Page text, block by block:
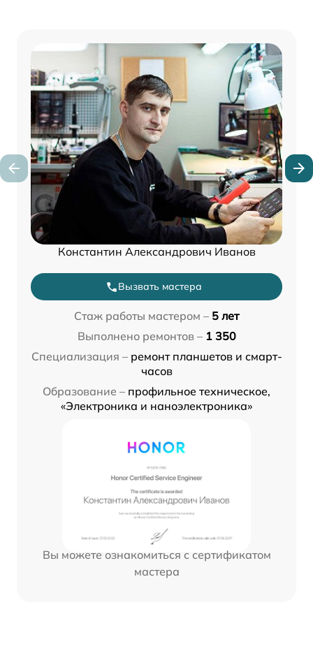
Константин Александрович Иванов
Вызвать мастера
Стаж работы мастером – 5 лет
Выполнено ремонтов – 1 350
Специализация – ремонт планшетов и смарт-
часов
Образование – профильное техническое,
«Электроника и наноэлектроника»
Вы можете ознакомиться с сертификатом
мастера